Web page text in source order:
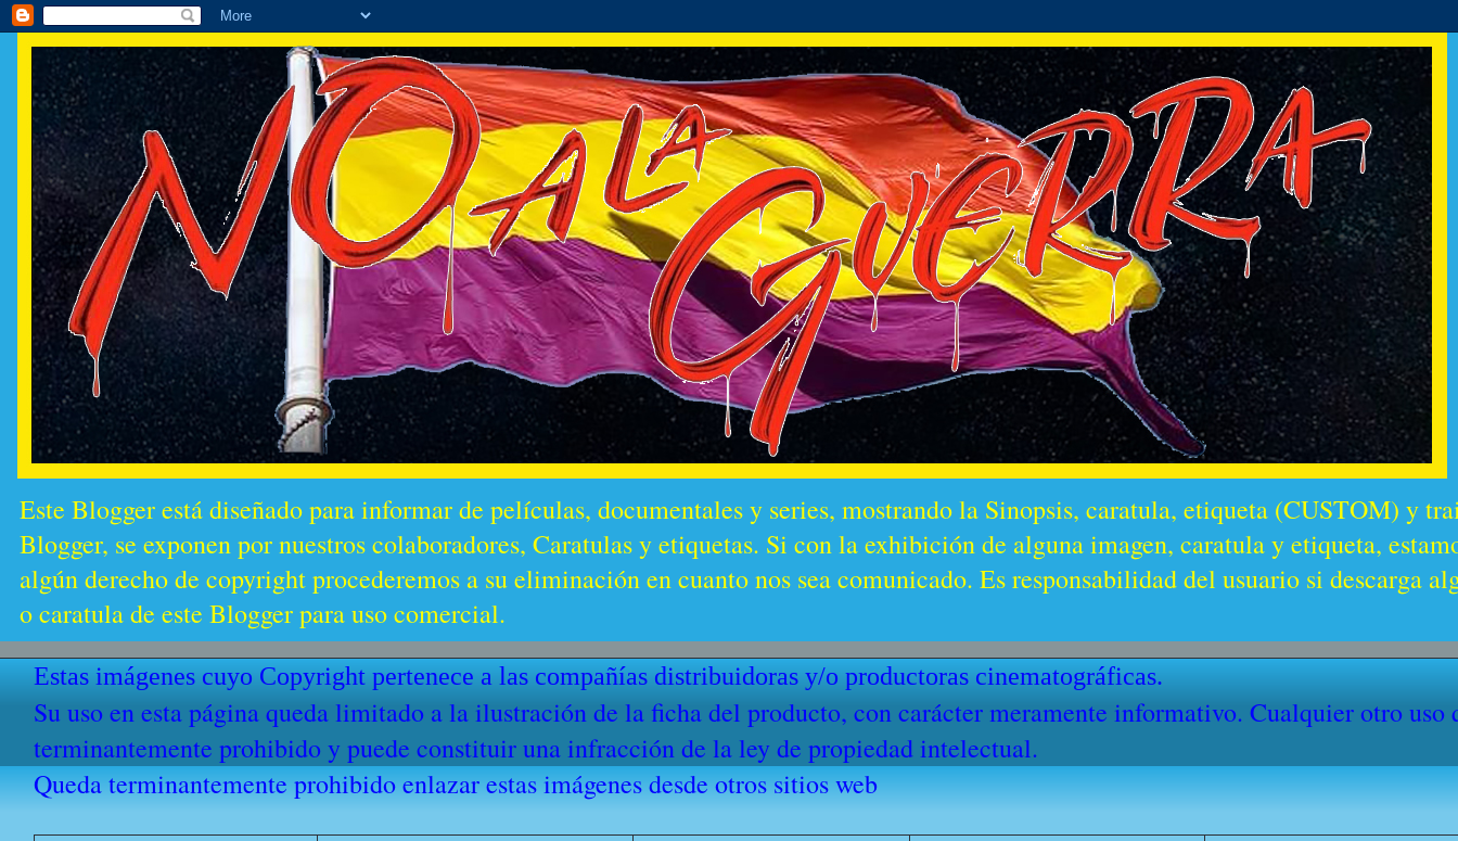
Este Blogger está diseñado para informar de películas, documentales y series, mostrando la Sinopsis, caratula, etiqueta (CUSTOM) y
Blogger, se exponen por nuestros colaboradores, Caratulas y etiquetas. Si con la exhibición de alguna imagen, caratula y etiqueta,
algún derecho de copyright procederemos a su eliminación en cuanto nos sea comunicado. Es responsabilidad del usuario si descarga
o caratula de este Blogger para uso comercial.
Estas imágenes cuyo Copyright pertenece a las compañías distribuidoras y/o productoras cinematográficas.
Su uso en esta página queda limitado a la ilustración de la ficha del producto, con carácter meramente informativo. Cualquier otro uso
terminantemente prohibido y puede constituir una infracción de la ley de propiedad intelectual.
Queda terminantemente prohibido enlazar estas imágenes desde otros sitios web